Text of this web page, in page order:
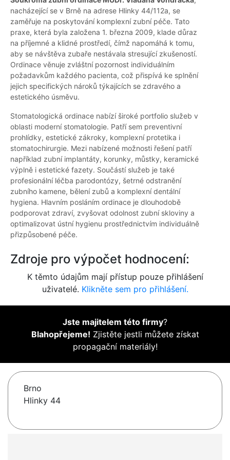
nacházející se v Brně na adrese Hlinky 44/112a, se
zaměřuje na poskytování komplexní zubní péče. Tato
praxe, která byla založena 1. března 2009, klade důraz
na příjemné a klidné prostředí, čímž napomáhá k tomu,
aby se návštěva zubaře nestávala stresující zkušeností.
Ordinace věnuje zvláštní pozornost individuálním
požadavkům každého pacienta, což přispívá ke splnění
jejich specifických nároků týkajících se zdravého a
estetického úsměvu.
Stomatologická ordinace nabízí široké portfolio služeb v
oblasti moderní stomatologie. Patří sem preventivní
prohlídky, estetické zákroky, komplexní protetika i
stomatochirurgie. Mezi nabízené možnosti řešení patří
například zubní implantáty, korunky, můstky, keramické
výplně i estetické fazety. Součástí služeb je také
profesionální léčba parodontózy, šetrné odstranění
zubního kamene, bělení zubů a komplexní dentální
hygiena. Hlavním posláním ordinace je dlouhodobě
podporovat zdraví, zvyšovat odolnost zubní skloviny a
optimalizovat ústní hygienu prostřednictvím individuálně
přizpůsobené péče.
Zdroje pro výpočet hodnocení:
K těmto údajům mají přístup pouze přihlášení
uživatelé. Klikněte sem pro přihlášení.
Jste majitelem této firmy?
Blahopřejeme! Zjistěte jestli můžete získat
propagační materiály!
Brno
Hlinky 44